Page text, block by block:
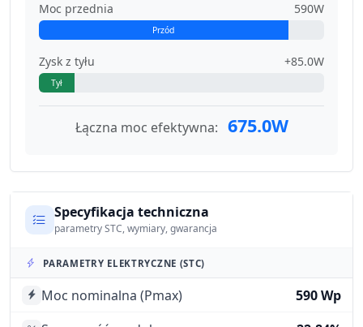
Moc przednia
590W
Przód
Zysk z tyłu +85.0W
Tył
Łączna moc efektywna: 675.0W
Specyfikacja techniczna
parametry STC, wymiary, gwarancja
PARAMETRY ELEKTRYCZNE (STC)
Moc nominalna (Pmax)
590 Wp